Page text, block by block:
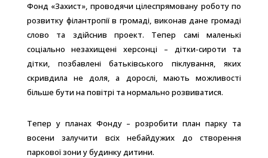
Фонд «Захист», проводячи цілеспрямовану роботу по
розвитку філантропії в громаді, виконав дане громаді
слово та здійснив проект. Тепер самі маленькі
соціально незахищені херсонці – дітки-сироти та
дітки, позбавлені батьківського піклування, яких
скривдила не доля, а дорослі, мають можливості
більше бути на повітрі та нормально розвиватися.
Тепер у планах Фонду – розробити план парку та
восени залучити всіх небайдужих до створення
паркової зони у будинку дитини.